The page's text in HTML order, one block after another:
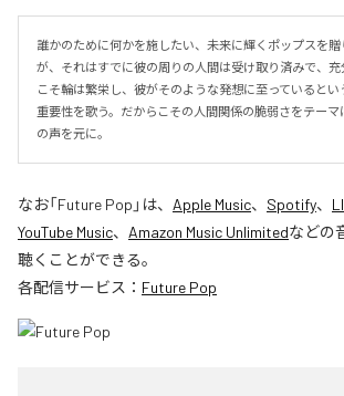
誰かのために何かを施したい、未来に輝くポップスを
が、それはすでに彼の周りの人間は受け取り済みで、
こそ輪は繁栄し、彼がそのような発想に至っていると
重要性を歌う。だからこその人間関係の脆弱さをテーマ
の声を元に。
なお「Future Pop 」は、 Apple Music、 Spotify、
YouTube Music、 Amazon Music Unlimitedなどの
聴くことができる。
各配信サービス： Future Pop